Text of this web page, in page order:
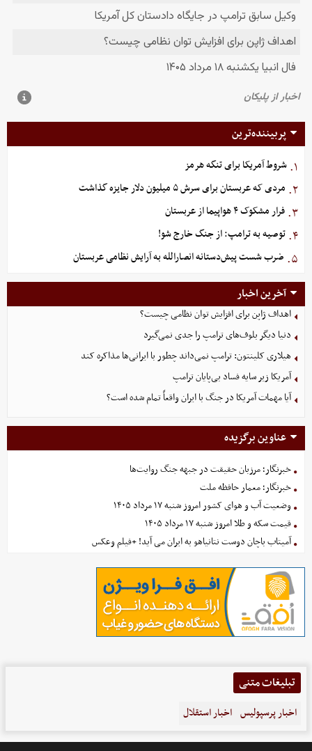
پربیننده‌ترین
۱. شروط آمریکا برای تنگه هرمز
۲. مردی که عربستان برای سرش ۵ میلیون دلار جایزه گذاشت
۳. فرار مشکوک ۴ هواپیما از عربستان
۴. توصیه به ترامپ: از جنگ خارج شو!
۵. ضرب شست پیش‌دستانه انصارالله به آرایش نظامی عربستان
آخرین اخبار
اهداف ژاپن برای افزایش توان نظامی چیست؟
دنیا دیگر بلوف‌های ترامپ را جدی نمی‌گیرد
هیلاری کلینتون: ترامپ نمی‌داند چطور با ایرانی‌ها مذاکره کند
آمریکا زیر سایه فساد بی‌پایان ترامپ
آیا مهمات آمریکا در جنگ با ایران واقعاً تمام شده است؟
عناوین برگزیده
خبرنگار؛ مرزبان حقیقت در جبهه جنگ روایت‌ها
خبرنگار؛ معمار حافظه ملت
وضعیت آب و هوای کشور امروز شنبه ۱۷ مرداد ۱۴۰۵
قیمت سکه و طلا امروز شنبه ۱۷ مرداد ۱۴۰۵
آمیتاب باچان دوست نتانیاهو به ایران می آید! +فیلم وعکس
تبلیغات متنی
اخبار پرسپولیس اخبار استقلال